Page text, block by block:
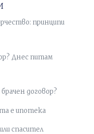
принципи
Днес питам
договор?
е ипотека
спасител